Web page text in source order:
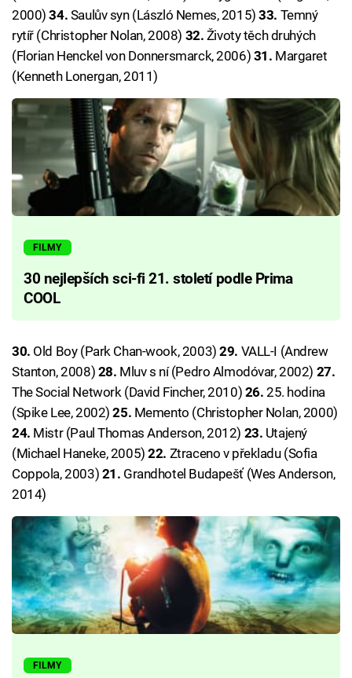
2000)34. Saulův syn (László Nemes, 2015)33. Temný
rytíř (Christopher Nolan, 2008) 32. Životy těch druhých
(Florian Henckel von Donnersmarck, 2006) 31. Margaret
(Kenneth Lonergan, 2011)
FILMY
30 nejlepších sci-fi 21. století podle Prima
COOL
30. Old Boy (Park Chan-wook, 2003)29. VALL-I (Andrew
Stanton, 2008) 28. Mluv s ní (Pedro Almodóvar, 2002) 27.
The Social Network (David Fincher, 2010) 26. 25. hodina
(Spike Lee, 2002)25. Memento (Christopher Nolan, 2000)
24. Mistr (Paul Thomas Anderson, 2012) 23. Utajený
(Michael Haneke, 2005)22. Ztraceno v překladu (Sofia
Coppola, 2003) 21. Grandhotel Budapešť (Wes Anderson,
2014)
FILMY